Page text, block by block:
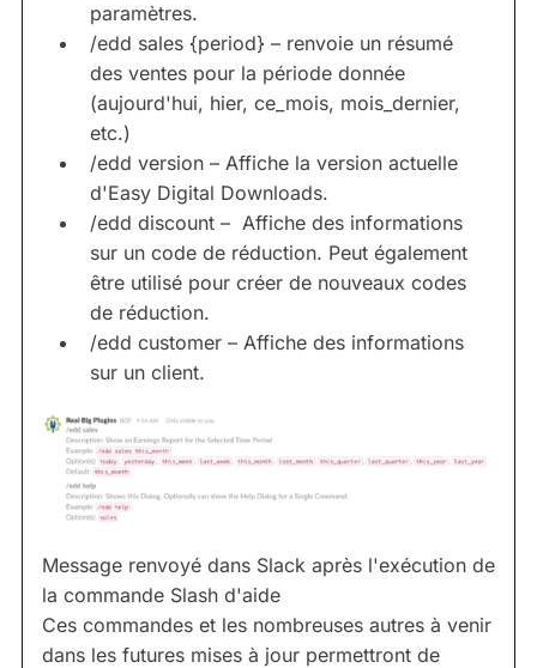
paramètres.
/edd sales {period} – renvoie un résumé
des ventes pour la période donnée
(aujourd'hui, hier, ce_mois, mois_dernier,
etc.)
/edd version – Affiche la version actuelle
d'Easy Digital Downloads.
/edd discount – Affiche des informations
sur un code de réduction. Peut également
être utilisé pour créer de nouveaux codes
de réduction.
/edd customer – Affiche des informations
sur un client.
Message renvoyé dans Slack après l'exécution de
la commande Slash d'aide
Ces commandes et les nombreuses autres à venir
dans les futures mises à jour permettront de